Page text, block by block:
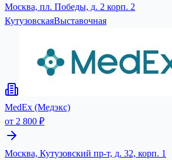
Москва, пл. Победы, д. 2 корп. 2
КутузовскаяВыставочная
MedEx (Медэкс)
от 2 800 ₽
Москва, Кутузовский пр-т, д. 32, корп. 1